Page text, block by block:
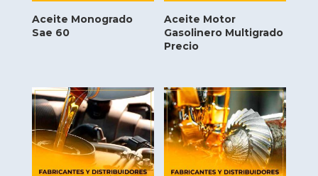
Aceite Monogrado
Sae 60
Aceite Motor
Gasolinero Multigrado
Precio